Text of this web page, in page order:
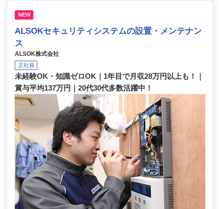
NEW
ALSOKセキュリティシステムの設置・メンテナン
ス
ALSOK株式会社
正社員
未経験OK・知識ゼロOK｜1年目で月収28万円以上も！｜
賞与平均137万円｜20代30代多数活躍中！